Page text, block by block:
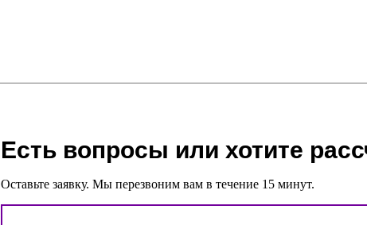
Есть вопросы или хотите
Оставьте заявку. Мы перезвоним вам в течение 15 минут.